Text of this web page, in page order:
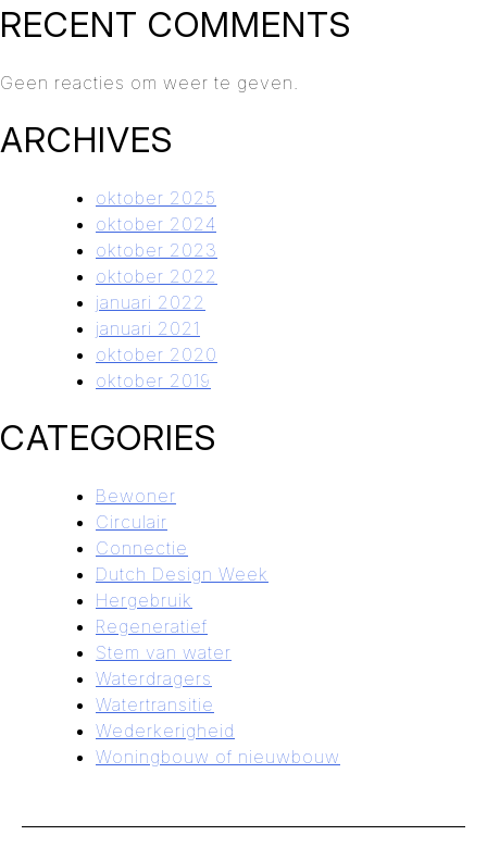
RECENT COMMENTS
Geen reacties om weer te geven.
ARCHIVES
oktober 2025
oktober 2024
oktober 2023
oktober 2022
januari 2022
januari 2021
oktober 2020
oktober 2019
CATEGORIES
Bewoner
Circulair
Connectie
Dutch Design Week
Hergebruik
Regeneratief
Stem van water
Waterdragers
Watertransitie
Wederkerigheid
Woningbouw of nieuwbouw